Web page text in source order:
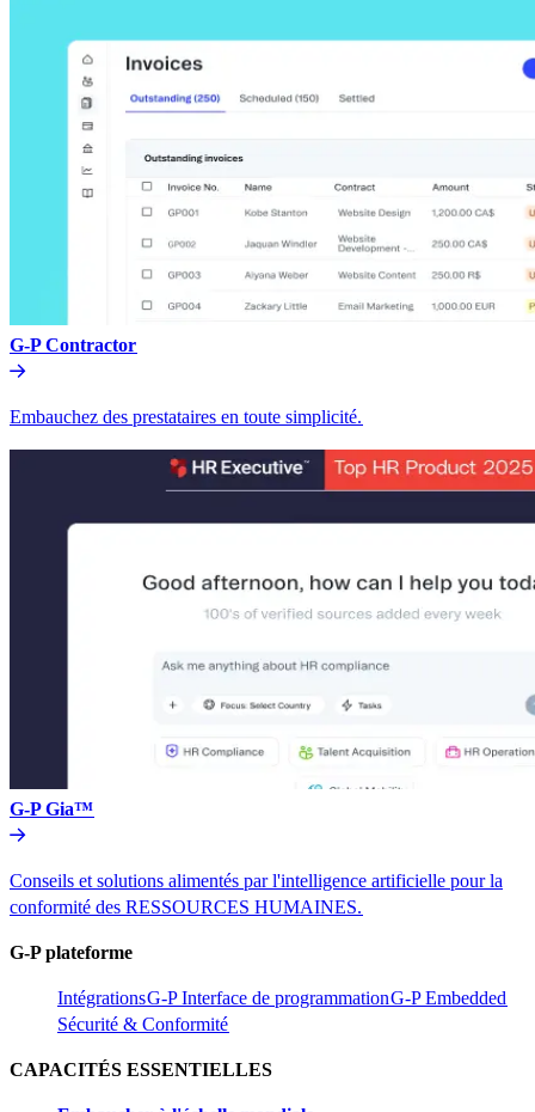
G-P Contractor​​
Embauchez des prestataires en toute simplicité.​​
G-P Gia™​​
Conseils et solutions alimentés par l'intelligence artificielle pour la
conformité des RESSOURCES HUMAINES.​​
G-P plateforme​​
Intégrations​​G-P Interface de programmation​​G-P Embedded​​
Sécurité & Conformité​​
CAPACITÉS ESSENTIELLES​​